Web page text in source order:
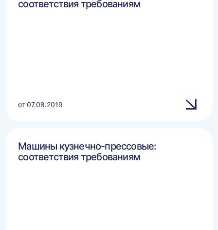
соответствия требованиям
от 07.08.2019
Машины кузнечно-прессовые:
соответствия требованиям